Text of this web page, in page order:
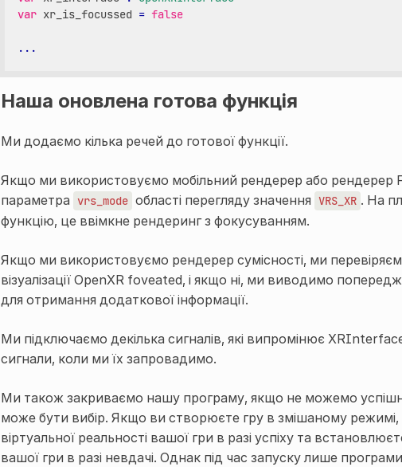
var xr_is_focussed = false
...
Наша оновлена готова функція
Ми додаємо кілька речей до готової функції.
Якщо ми використовуємо мобільний рендерер або рендерер
параметра vrs_mode області перегляду значення VRS_XR . На
функцію, це ввімкне рендеринг з фокусуванням.
Якщо ми використовуємо рендерер сумісності, ми
візуалізації OpenXR foveated, і якщо ні, ми виводимо
для отримання додаткової інформації.
Ми підключаємо декілька сигналів, які випромінює
сигнали, коли ми їх запровадимо.
Ми також закриваємо нашу програму, якщо не можемо успішно
може бути вибір. Якщо ви створюєте гру в змішаному
віртуальної реальності вашої гри в разі успіху та
вашої гри в разі невдачі. Однак під час запуску лише